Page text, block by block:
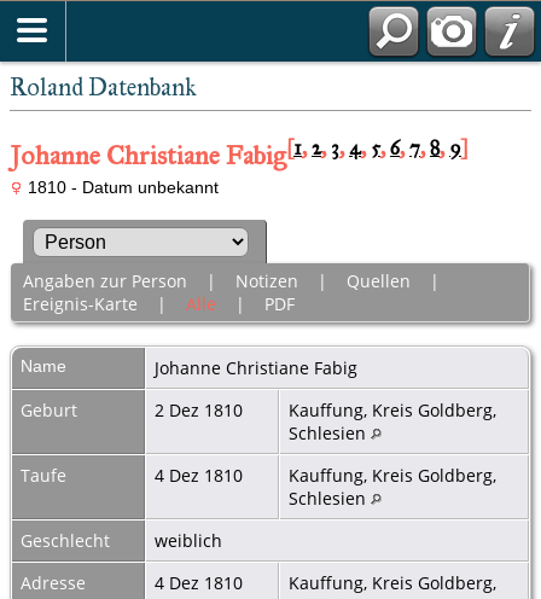
Roland Datenbank
Johanne Christiane Fabig[1,2,3,4,5,6,7,8,9]
1810 - Datum unbekannt
Angaben zur Person | Notizen | Quellen |
Ereignis-Karte | Alle | PDF
Name Johanne Christiane Fabig
Geburt
2 Dez 1810
Kauffung, Kreis Goldberg,
Schlesien
Taufe
4 Dez 1810
Kauffung, Kreis Goldberg,
Schlesien
Geschlecht
weiblich
Adresse
4 Dez 1810
Kauffung, Kreis Goldberg,